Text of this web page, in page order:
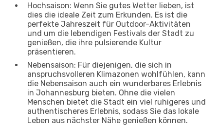
Hochsaison: Wenn Sie gutes Wetter lieben, ist
dies die ideale Zeit zum Erkunden. Es ist die
perfekte Jahreszeit für Outdoor-Aktivitäten
und um die lebendigen Festivals der Stadt zu
genießen, die ihre pulsierende Kultur
präsentieren.
Nebensaison: Für diejenigen, die sich in
anspruchsvolleren Klimazonen wohlfühlen, kann
die Nebensaison auch ein wunderbares Erlebnis
in Johannesburg bieten. Ohne die vielen
Menschen bietet die Stadt ein viel ruhigeres und
authentischeres Erlebnis, sodass Sie das lokale
Leben aus nächster Nähe genießen können.